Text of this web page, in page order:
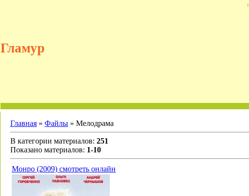
Гламур
Главная » Файлы » Мелодрама
В категории материалов: 251
Показано материалов: 1-10
Монро (2009) смотреть онлайн